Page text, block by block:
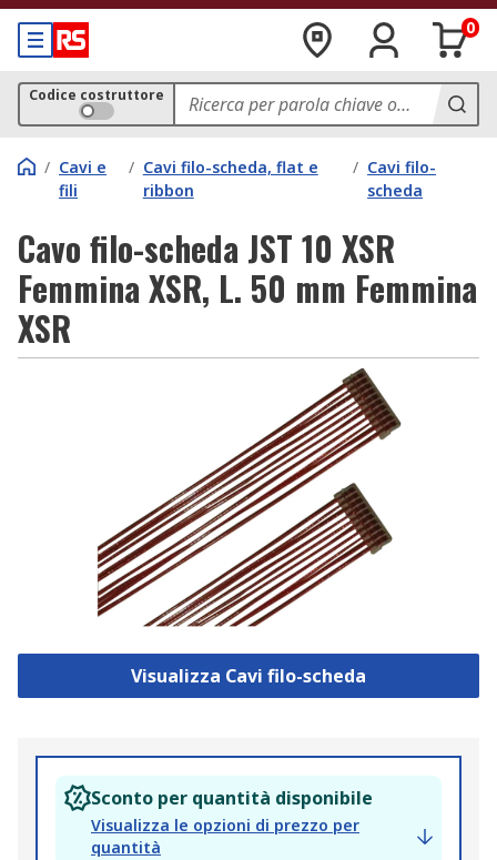
0
Codice costruttore
/ Cavi e
fili
/ Cavi filo-scheda, flat e
ribbon
/ Cavi filo-
scheda
Cavo filo-scheda JST 10 XSR
Femmina XSR, L. 50 mm Femmina
XSR
Visualizza Cavi filo-scheda
Sconto per quantità disponibile
Visualizza le opzioni di prezzo per
quantità